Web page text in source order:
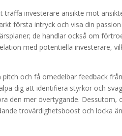
investerare ansikte mot
första intryck och visa din
de handlar också om
med potentiella investerare,
och få omedelbar feedback
dig att identifiera styrkor och
den mer övertygande. Dessutom,
trovärdighetsboost och locka